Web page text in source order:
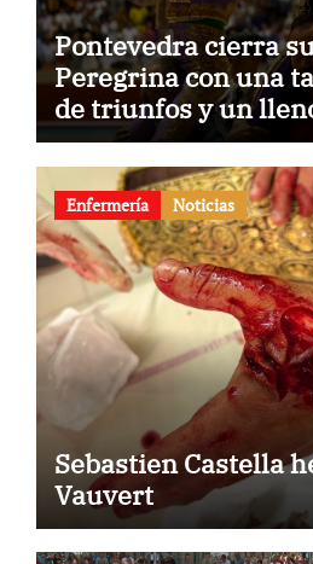
Pontevedra cierra
Peregrina con una
de triunfos y un
billetes»
Enfermería Noticias
Sebastien Castella
Vauvert